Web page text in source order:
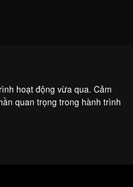
hoạt động vừa qua. Cảm
quan trọng trong hành trình